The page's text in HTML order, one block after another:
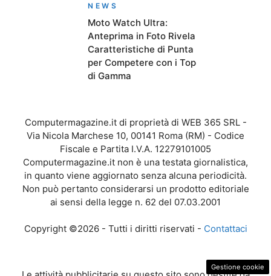
NEWS
Moto Watch Ultra:
Anteprima in Foto Rivela
Caratteristiche di Punta
per Competere con i Top
di Gamma
Computermagazine.it di proprietà di WEB 365 SRL -
Via Nicola Marchese 10, 00141 Roma (RM) - Codice
Fiscale e Partita I.V.A. 12279101005
Computermagazine.it non è una testata giornalistica,
in quanto viene aggiornato senza alcuna periodicità.
Non può pertanto considerarsi un prodotto editoriale
ai sensi della legge n. 62 del 07.03.2001
Copyright ©2026 - Tutti i diritti riservati - Contattaci
Gestione cookie